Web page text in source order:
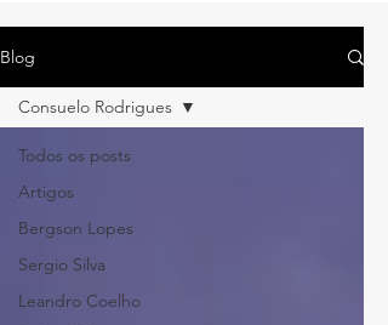
Blog
Todos os posts
Artigos
Bergson Lopes
Sergio Silva
Leandro Coelho
Consuelo Rodrigues